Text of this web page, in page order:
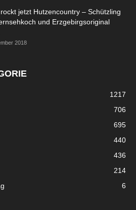
jetzt Hutzencountry – Schützling
und Erzgebirgsoriginal
2018
1217
706
695
440
436
214
6